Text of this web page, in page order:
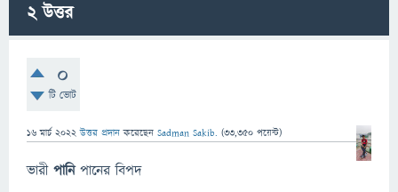
2উত্তর
0
টি ভোট
16 মার্চ 2022 উত্তর প্রদান করেছেন Sadman Sakib. (33,350 পয়েন্ট)
ভারী পানিপানের বিপদ